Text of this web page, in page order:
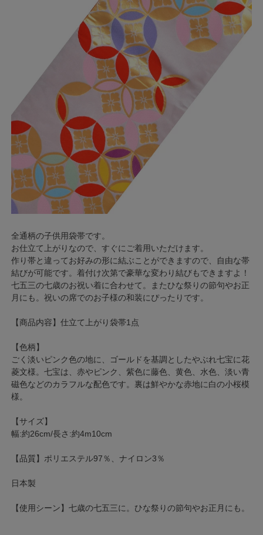
全通柄の子供用袋帯です。
お仕立て上がりなので、すぐにご着用いただけます。
作り帯と違ってお好みの形に結ぶことができますので、自由な帯
結びが可能です。着付け次第で豪華な変わり結びもできますよ！
七五三の七歳のお祝い着に合わせて。またひな祭りの節句やお正
月にも。祝いの席でのお子様の和装にぴったりです。
【商品内容】仕立て上がり袋帯1点
【色柄】
ごく淡いピンク色の地に、ゴールドを基調としたやぶれ七宝に花
菱文様。七宝は、赤やピンク、紫色に藤色、黄色、水色、淡い青
磁色などのカラフルな配色です。裏は鮮やかな赤地に白の小桜模
様。
【サイズ】
幅:約26cm/長さ:約4m10cm
【品質】ポリエステル97％、ナイロン3％
日本製
【使用シーン】七歳の七五三に。ひな祭りの節句やお正月にも。